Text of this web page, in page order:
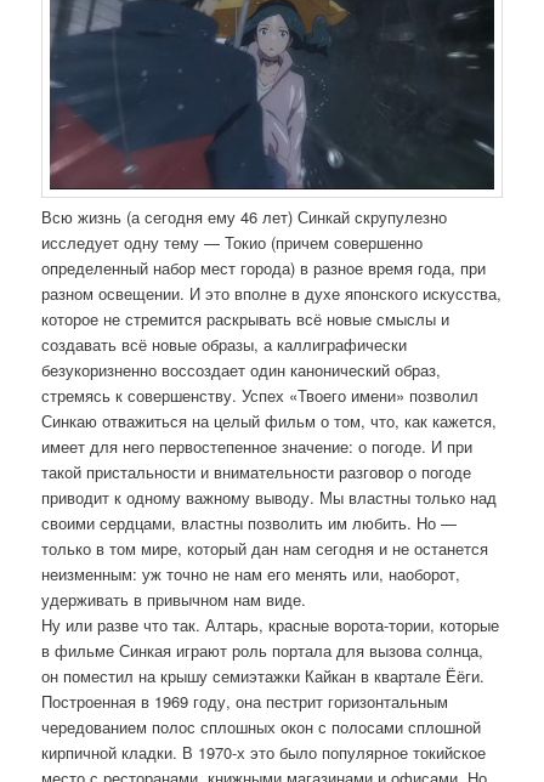
Всю жизнь (а сегодня ему 46 лет) Синкай скрупулезно
исследует одну тему — Токио (причем совершенно
определенный набор мест города) в разное время года, при
разном освещении. И это вполне в духе японского искусства,
которое не стремится раскрывать всё новые смыслы и
создавать всё новые образы, а каллиграфически
безукоризненно воссоздает один канонический образ,
стремясь к совершенству. Успех «Твоего имени» позволил
Синкаю отважиться на целый фильм о том, что, как кажется,
имеет для него первостепенное значение: о погоде. И при
такой пристальности и внимательности разговор о погоде
приводит к одному важному выводу. Мы властны только над
своими сердцами, властны позволить им любить. Но —
только в том мире, который дан нам сегодня и не останется
неизменным: уж точно не нам его менять или, наоборот,
удерживать в привычном нам виде.
Ну или разве что так. Алтарь, красные ворота-тории, которые
в фильме Синкая играют роль портала для вызова солнца,
он поместил на крышу семиэтажки Кайкан в квартале Ёёги.
Построенная в 1969 году, она пестрит горизонтальным
чередованием полос сплошных окон с полосами сплошной
кирпичной кладки. В 1970-х это было популярное токийское